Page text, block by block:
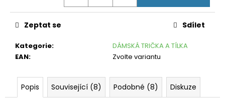
Kategorie:
DÁMSKÁ TRIČKA A TÍLKA
EAN: Zvolte variantu
Zeptat se Sdílet
Popis Související (8) Podobné (8) Diskuze
Kč
Původně:
Kč